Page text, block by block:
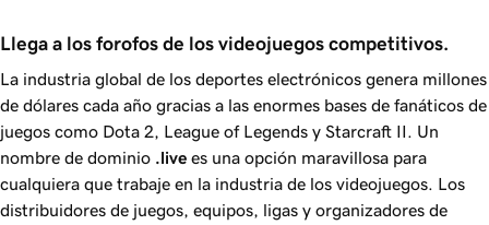
Llega a los forofos de los videojuegos competitivos.
La industria global de los deportes electrónicos genera millones
de dólares cada año gracias a las enormes bases de fanáticos de
juegos como Dota 2, League of Legends y Starcraft II. Un
nombre de dominio .live es una opción maravillosa para
cualquiera que trabaje en la industria de los videojuegos. Los
distribuidores de juegos, equipos, ligas y organizadores de